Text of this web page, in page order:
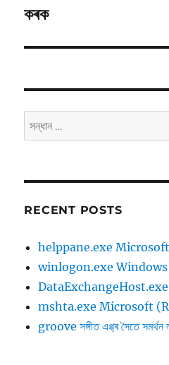
লেখাঃ
কৰক
সন্ধান
কৰকঃ
RECENT POSTS
helppane.exe Microsoft
winlogon.exe Windows
DataExchangeHost.exe
mshta.exe Microsoft (R)
groove সঙ্গীত এপ্প্‌ৰ সৈতে সমৰ্থন